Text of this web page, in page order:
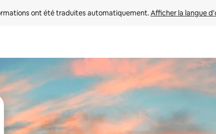
ont été traduites automatiquement. Afficher la langue